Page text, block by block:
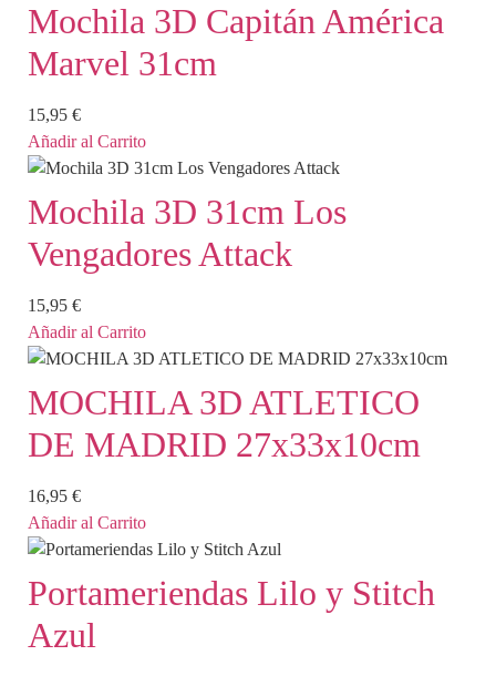
Mochila 3D Capitán América
Marvel 31cm
15,95 €
Añadir al Carrito
Mochila 3D 31cm Los
Vengadores Attack
15,95 €
Añadir al Carrito
MOCHILA 3D ATLETICO
DE MADRID 27x33x10cm
16,95 €
Añadir al Carrito
Portameriendas Lilo y Stitch
Azul